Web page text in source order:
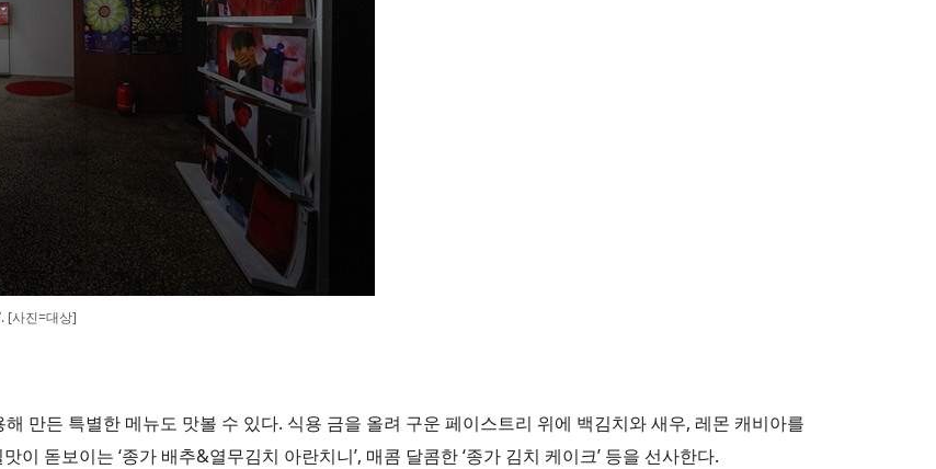
[사진=대상]
만든 특별한 메뉴도 맛볼 수 있다. 식용 금을 올려 구운 페이스트리 위에 백김치와 새우, 레몬 캐비아를
이 돋보이는 ‘종가 배추&열무김치 아란치니’, 매콤 달콤한 ‘종가 김치 케이크’ 등을 선사한다.